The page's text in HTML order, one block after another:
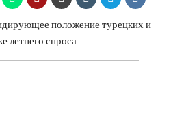
положение турецких и
летнего спроса